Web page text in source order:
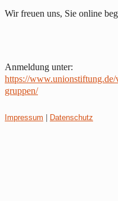
Wir freuen uns, Sie online
Anmeldung unter:
https://www.unionstiftung.de/
gruppen/
Impressum Datenschutz